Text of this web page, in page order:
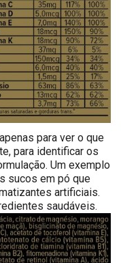
para ver o que
para identificar os
Um exemplo
sucos em pó que
artificiais.
saudáveis.